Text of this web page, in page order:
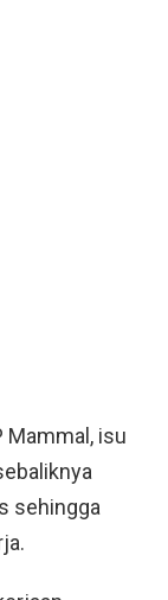
Mammal, isu
sehingga